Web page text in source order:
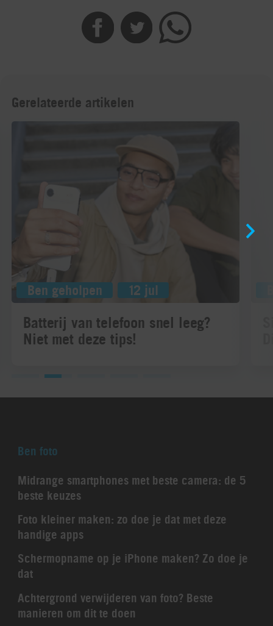
Gerelateerde artikelen
Ben geholpen 12 jul
Batterij van telefoon snel leeg?
Niet met deze tips!
Ben foto
Midrange smartphones met beste camera: de 5
beste keuzes
Foto kleiner maken: zo doe je dat met deze
handige apps
Schermopname op je iPhone maken? Zo doe je
dat
Achtergrond verwijderen van foto? Beste
manieren om dit te doen